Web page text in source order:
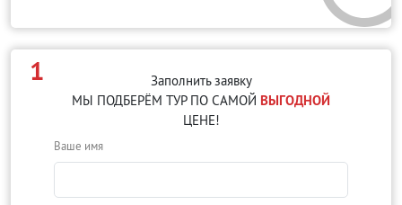
1
Заполнить заявку
МЫ ПОДБЕРЁМ ТУР ПО САМОЙ ВЫГОДНОЙ
ЦЕНЕ!
Ваше имя